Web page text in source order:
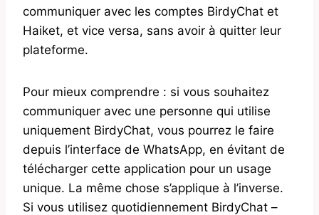
communiquer avec les comptes BirdyChat et
Haiket, et vice versa, sans avoir à quitter leur
plateforme.
Pour mieux comprendre : si vous souhaitez
communiquer avec une personne qui utilise
uniquement BirdyChat, vous pourrez le faire
depuis l’interface de WhatsApp, en évitant de
télécharger cette application pour un usage
unique. La même chose s’applique à l’inverse.
Si vous utilisez quotidiennement BirdyChat –